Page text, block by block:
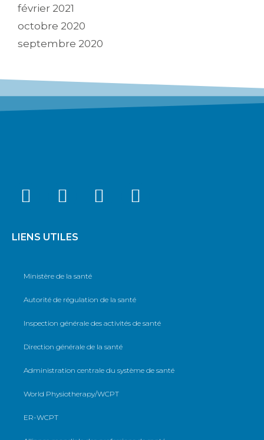
février 2021
octobre 2020
septembre 2020
LIENS UTILES
Ministère de la santé
Autorité de régulation de la santé
Inspection générale des activités de santé
Direction générale de la santé
Administration centrale du système de santé
World Physiotherapy/WCPT
ER-WCPT